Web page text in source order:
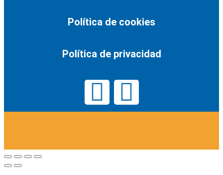
Política de cookies
Política de privacidad